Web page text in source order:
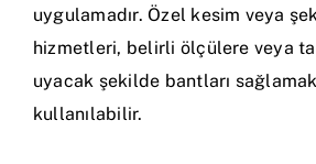
uygulamadır. Özel kesim veya
hizmetleri, belirli ölçülere veya
uyacak şekilde bantları
kullanılabilir.